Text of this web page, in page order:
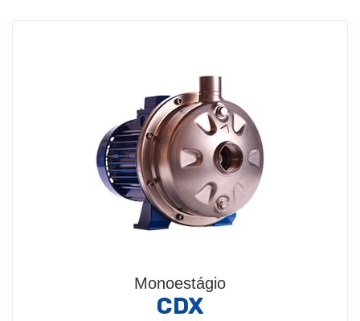
Monoestágio
CDX